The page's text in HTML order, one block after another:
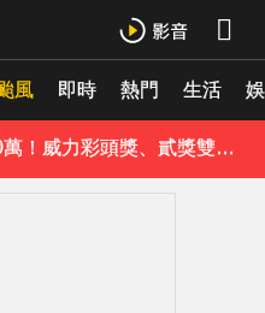
風 即時 熱門 生活
握天下大小事！
今彩539開出3注800萬！威力彩頭獎、貳獎雙雙槓龜
《理財達人秀》X 安聯投信免費講座報名中！搶先卡位 2027